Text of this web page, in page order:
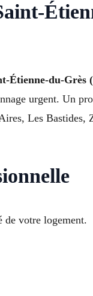
Étienne-du-Grès
urgent. Un
Les Bastides,
de votre logement.